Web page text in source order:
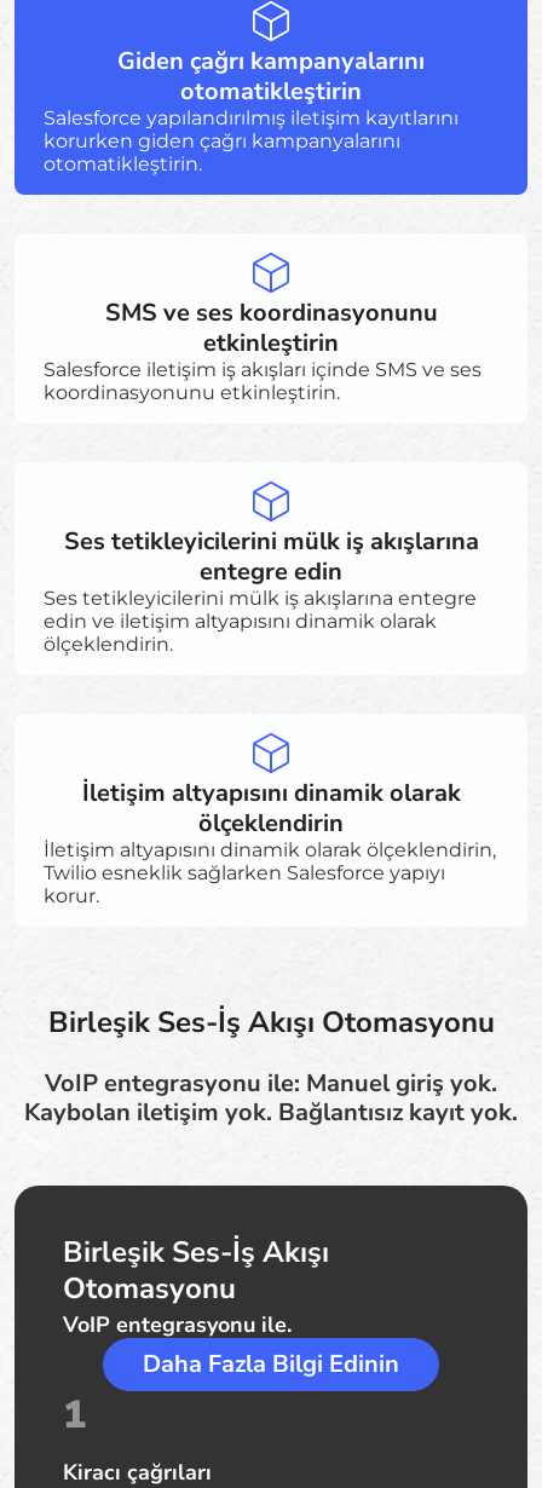
Giden çağrı kampanyalarını
otomatikleştirin
Salesforce yapılandırılmış iletişim kayıtlarını
korurken giden çağrı kampanyalarını
otomatikleştirin.
SMS ve ses koordinasyonunu
etkinleştirin
Salesforce iletişim iş akışları içinde SMS ve ses
koordinasyonunu etkinleştirin.
Ses tetikleyicilerini mülk iş akışlarına
entegre edin
Ses tetikleyicilerini mülk iş akışlarına entegre
edin ve iletişim altyapısını dinamik olarak
ölçeklendirin.
İletişim altyapısını dinamik olarak
ölçeklendirin
İletişim altyapısını dinamik olarak ölçeklendirin,
Twilio esneklik sağlarken Salesforce yapıyı
korur.
Birleşik Ses-İş Akışı Otomasyonu
VoIP entegrasyonu ile: Manuel giriş yok.
Kaybolan iletişim yok. Bağlantısız kayıt yok.
Birleşik Ses-İş Akışı
Otomasyonu
VoIP entegrasyonu ile.
Daha Fazla Bilgi Edinin
1
Kiracı çağrıları